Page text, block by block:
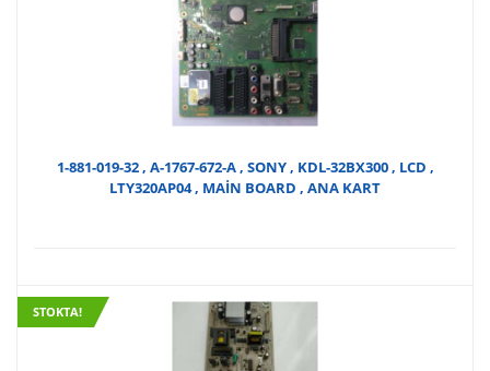
1-881-019-32 , A-1767-672-A , SONY , KDL-32BX300 , LCD ,
LTY320AP04 , MAİN BOARD , ANA KART
STOKTA!